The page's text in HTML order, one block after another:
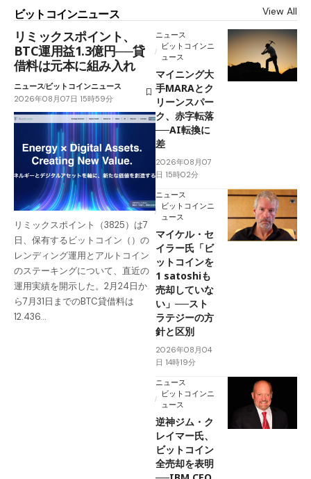
ビットコインニュース View All
リミックスポイント、
BTC運用益1.3億円──貸
借料は元本に組み入れ
ニュースビットコインニュース
2026年08月07日 15時59分
リミックスポイント（3825）は7
日、保有するビットコイン（）の
レンディング運用とアルトコイン
のステーキングについて、直近の
運用実績を開示した。2月24日か
ら7月31日までのBTC貸借料は
12.436…
ニュース
ビットコインニ
ュース
マイニング大
手MARAとク
リーンスパー
ク、赤字転落
──AI転換に
差
2026年08月07
日 15時02分
ニュース
ビットコインニ
ュース
マイケル・セ
イラー氏「ビ
ットコインを
1 satoshiも
売却していな
い」──スト
ラテジーの方
針と区別
2026年08月04
日 14時19分
ニュース
ビットコインニ
ュース
逆神ジム・ク
レイマー氏、
ビットコイン
全売却を表明